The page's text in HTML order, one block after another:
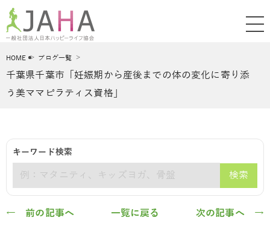
HOME ブログ一覧
千葉県千葉市「妊娠期から産後までの体の変化に寄り添
う美ママピラティス資格」
キーワード検索
検索
← 前の記事へ 一覧に戻る 次の記事へ →